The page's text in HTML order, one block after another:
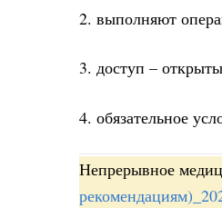
2. выполняют
3. доступ –
4. обязательное
Непрерывное